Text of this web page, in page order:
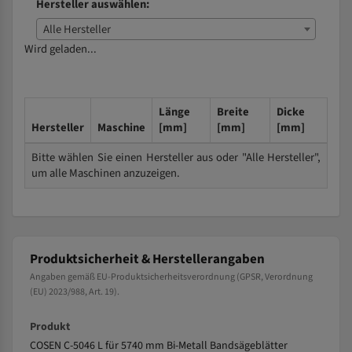
Hersteller auswählen:
Alle Hersteller
Wird geladen...
Hersteller Maschine
Länge
[mm]
Breite
[mm]
Dicke
[mm]
Bitte wählen Sie einen Hersteller aus oder "Alle Hersteller",
um alle Maschinen anzuzeigen.
Produktsicherheit & Herstellerangaben
Angaben gemäß EU-Produktsicherheitsverordnung (GPSR, Verordnung
(EU) 2023/988, Art. 19).
Produkt
COSEN C-5046 L für 5740 mm Bi-Metall Bandsägeblätter